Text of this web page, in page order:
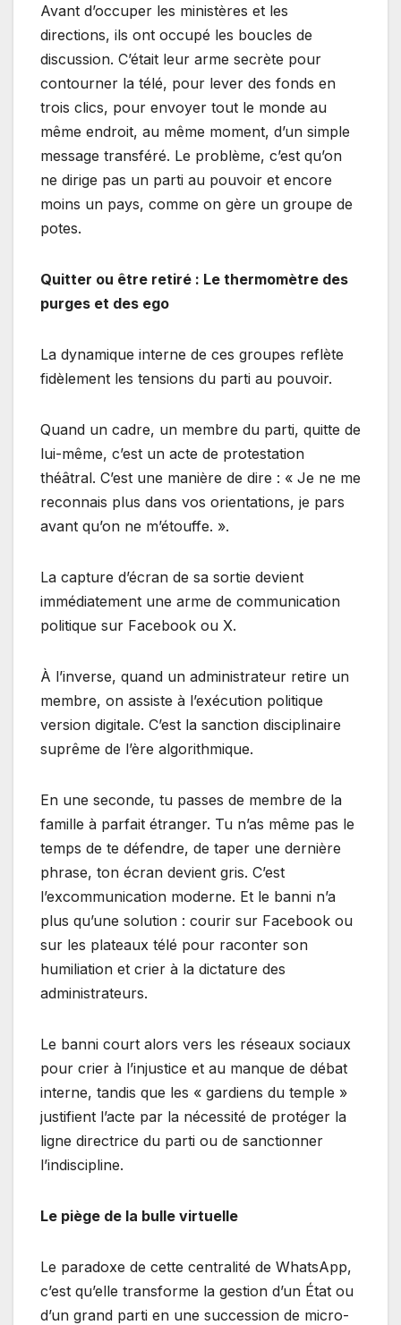
Avant d’occuper les ministères et les
directions, ils ont occupé les boucles de
discussion. C’était leur arme secrète pour
contourner la télé, pour lever des fonds en
trois clics, pour envoyer tout le monde au
même endroit, au même moment, d’un simple
message transféré. Le problème, c’est qu’on
ne dirige pas un parti au pouvoir et encore
moins un pays, comme on gère un groupe de
potes.
Quitter ou être retiré : Le thermomètre des
purges et des ego
La dynamique interne de ces groupes reflète
fidèlement les tensions du parti au pouvoir.
Quand un cadre, un membre du parti, quitte de
lui-même, c’est un acte de protestation
théâtral. C’est une manière de dire : « Je ne me
reconnais plus dans vos orientations, je pars
avant qu’on ne m’étouffe. ».
La capture d’écran de sa sortie devient
immédiatement une arme de communication
politique sur Facebook ou X.
À l’inverse, quand un administrateur retire un
membre, on assiste à l’exécution politique
version digitale. C’est la sanction disciplinaire
suprême de l’ère algorithmique.
En une seconde, tu passes de membre de la
famille à parfait étranger. Tu n’as même pas le
temps de te défendre, de taper une dernière
phrase, ton écran devient gris. C’est
l’excommunication moderne. Et le banni n’a
plus qu’une solution : courir sur Facebook ou
sur les plateaux télé pour raconter son
humiliation et crier à la dictature des
administrateurs.
Le banni court alors vers les réseaux sociaux
pour crier à l’injustice et au manque de débat
interne, tandis que les « gardiens du temple »
justifient l’acte par la nécessité de protéger la
ligne directrice du parti ou de sanctionner
l’indiscipline.
Le piège de la bulle virtuelle
Le paradoxe de cette centralité de WhatsApp,
c’est qu’elle transforme la gestion d’un État ou
d’un grand parti en une succession de micro-